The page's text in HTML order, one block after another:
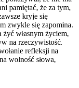
pamiętać, że za tym,
kryje się
zwykle się zapomina.
żyć własnym życiem,
na rzeczywistość.
refleksji na
wolność słowa,